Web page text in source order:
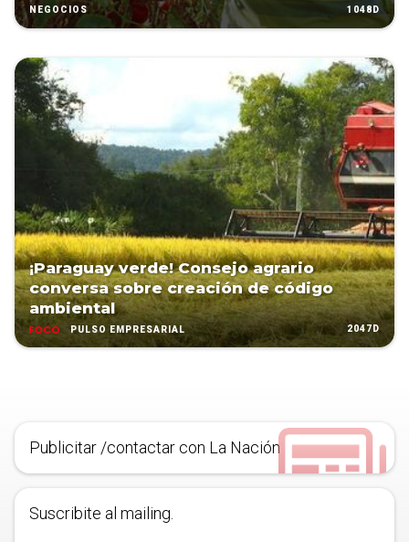
NEGOCIOS 1048D
¡Paraguay verde! Consejo agrario
conversa sobre creación de código
ambiental
PULSO EMPRESARIAL 2047D
Publicitar /contactar con La Nación
Suscribite al mailing.